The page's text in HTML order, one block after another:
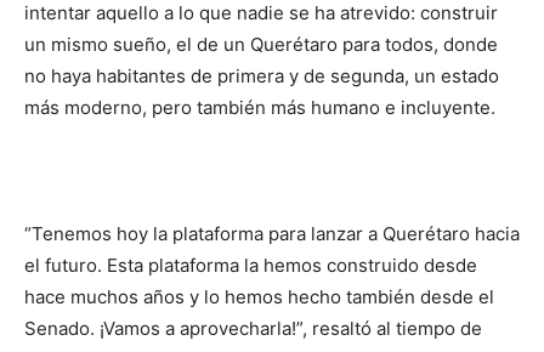
intentar aquello a lo que nadie se ha atrevido: construir
un mismo sueño, el de un Querétaro para todos, donde
no haya habitantes de primera y de segunda, un estado
más moderno, pero también más humano e incluyente.
“Tenemos hoy la plataforma para lanzar a Querétaro hacia
el futuro. Esta plataforma la hemos construido desde
hace muchos años y lo hemos hecho también desde el
Senado. ¡Vamos a aprovecharla!”, resaltó al tiempo de